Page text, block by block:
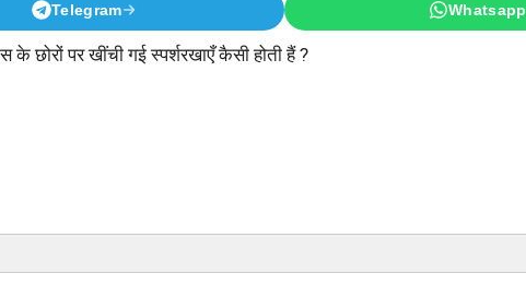
Telegram Whatsapp
के छोरों पर खींची गई स्पर्शरखाएँ कैसी होती हैं ?